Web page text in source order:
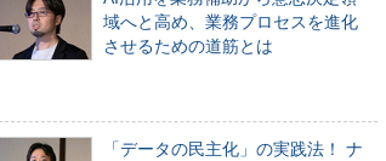
域へと高め、業務プロセスを進化
させるための道筋とは
「データの民主化」の実践法！ ナ